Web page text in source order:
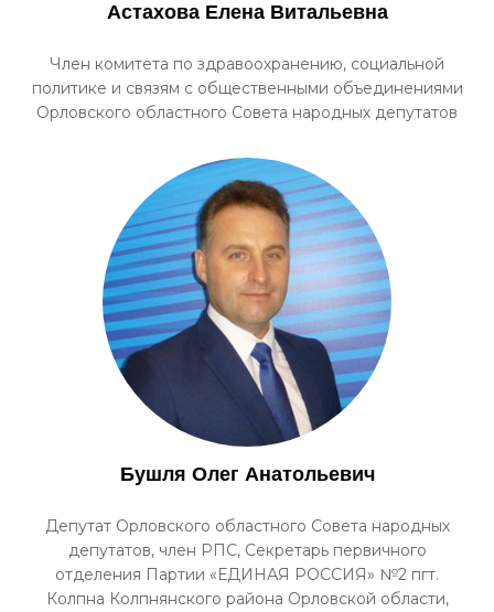
Астахова Елена Витальевна
Член комитета по здравоохранению, социальной
политике и связям с общественными объединениями
Орловского областного Совета народных депутатов
Бушля Олег Анатольевич
Депутат Орловского областного Совета народных
депутатов, член РПС, Секретарь первичного
отделения Партии «ЕДИНАЯ РОССИЯ» №2 пгт.
Колпна Колпнянского района Орловской области,